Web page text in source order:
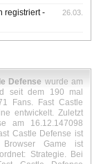
26.03.
registriert -
Defense wurde am
seit dem 190 mal
Fans. Fast Castle
entwickelt. Zuletzt
am 16.12.147098
Castle Defense ist
Game ist
Strategie. Bei